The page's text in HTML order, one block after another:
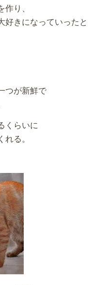
り、
好きになっていったと
つが新鮮で
くらいに
る。